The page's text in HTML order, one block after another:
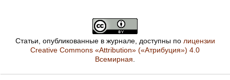
Статьи, опубликованные в журнале, доступны по лицензии
Creative Commons «Attribution» («Атрибуция») 4.0
Всемирная